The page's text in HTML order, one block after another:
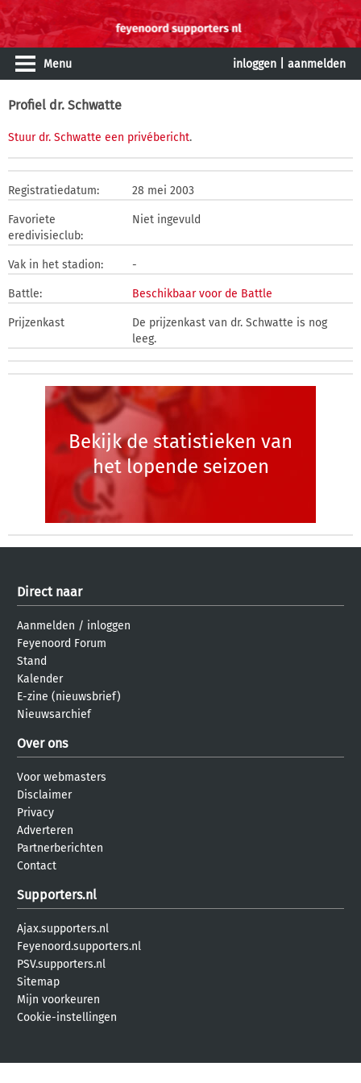
Menu inloggen aanmelden
Profiel dr. Schwatte
Stuur dr. Schwatte een privébericht.
Registratiedatum: 28 mei 2003
Favoriete
eredivisieclub:
Niet ingevuld
Vak in het stadion: -
Battle: Beschikbaar voor de Battle
Prijzenkast
De prijzenkast van dr. Schwatte is nog
leeg.
Bekijk de statistieken van
het lopende seizoen
Direct naar
Aanmelden / inloggen
Feyenoord Forum
Stand
Kalender
E-zine (nieuwsbrief)
Nieuwsarchief
Over ons
Voor webmasters
Disclaimer
Privacy
Adverteren
Partnerberichten
Contact
Supporters.nl
Ajax.supporters.nl
Feyenoord.supporters.nl
PSV.supporters.nl
Sitemap
Mijn voorkeuren
Cookie-instellingen